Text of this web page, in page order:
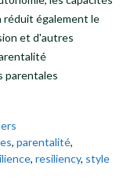
réduit également le
et d'autres
parentales
, parentalité,
, resiliency, style